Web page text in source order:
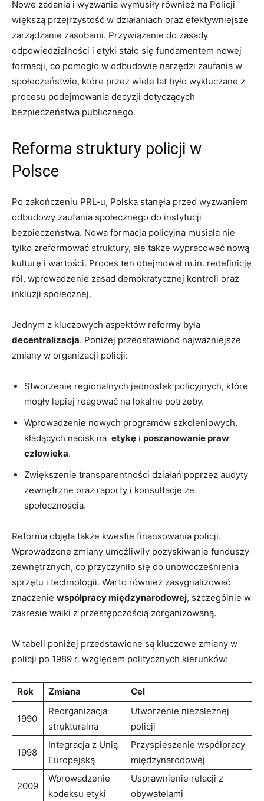
Nowe zadania i wyzwania wymusiły⁤ również na Policji
większą ⁢przejrzystość⁤ w działaniach ‌oraz ⁤efektywniejsze
zarządzanie zasobami. Przywiązanie ⁤do zasady
odpowiedzialności i etyki stało się​ fundamentem nowej
formacji, co ‍pomogło w odbudowie⁣ narzędzi zaufania w
społeczeństwie, które⁤ przez wiele lat było wykluczane z
procesu podejmowania decyzji dotyczących
bezpieczeństwa publicznego.
Reforma struktury policji w
Polsce
Po zakończeniu PRL-u, Polska⁤ stanęła przed wyzwaniem⁢
odbudowy zaufania społecznego do instytucji
bezpieczeństwa.‌ Nowa formacja policyjna musiała nie
⁣tylko zreformować struktury, ale⁢ także ⁢wypracować nową
kulturę ‌i ​wartości. Proces ten​ obejmował m.in. redefinicję
ról, wprowadzenie zasad demokratycznej kontroli oraz⁢
inkluzji społecznej.
Jednym z ‍kluczowych aspektów ⁤reformy była
decentralizacja. Poniżej przedstawiono najważniejsze
zmiany w organizacji policji:
Stworzenie ⁢regionalnych jednostek policyjnych, które
mogły lepiej reagować ​na lokalne ⁤potrzeby.
Wprowadzenie nowych programów szkoleniowych,
kładących nacisk na ⁢ etykę i poszanowanie praw
człowieka.
Zwiększenie ⁤transparentności działań⁢ poprzez‌ audyty
zewnętrzne oraz raporty i konsultacje‌ ze⁢
społecznością.
Reforma objęła także kwestie⁤ finansowania policji.⁤
Wprowadzone zmiany umożliwiły pozyskiwanie funduszy
zewnętrznych,​ co przyczyniło się do unowocześnienia
sprzętu i technologii. ​Warto ⁣również ‍zasygnalizować
znaczenie współpracy‌ międzynarodowej, ⁢szczególnie w
zakresie⁢ walki z przestępczością ⁤zorganizowaną.
W tabeli‍ poniżej‍ przedstawione są kluczowe zmiany w
⁢policji ⁤po 1989 r. względem politycznych ​kierunków:
Rok Zmiana Cel
1990
Reorganizacja
strukturalna
Utworzenie niezależnej
⁢policji
1998
Integracja z​ Unią
Europejską
Przyspieszenie współpracy
międzynarodowej
2009
Wprowadzenie‌
kodeksu etyki
Usprawnienie relacji z
⁢obywatelami